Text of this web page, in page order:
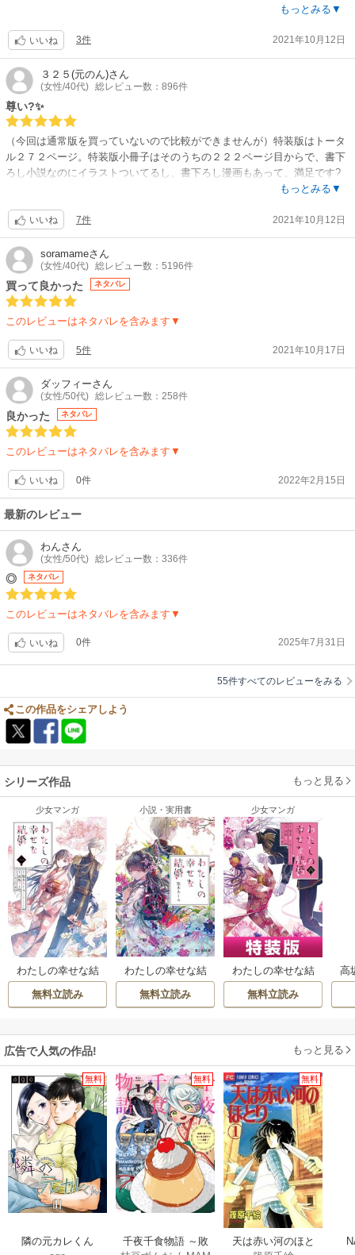
は別の意味で涙が止まらなかったです。３巻はこれまでにあったものとは
がら、さらに伏線を少しずつ散りばめて進みつつもふたりの柔らかい時間
が描かれていました。きっと今が一番平和なのでは？このまま仲良しのふ
たりを見ていたい！とは思うものの、そうはいかないのがこの世界です
ね…！特装版、やはり買って損はないです♬特典とっても楽しませていた
だきました。旦那様が美世さんのことで取り乱す？動揺する？お姿はいつ
みてもかわいいです。４巻も心待ちにして楽しみにまっています(*´ω`*)
もっとみる▼
いいね 3件 2021年10月12日
３２５(元のん)さん
(女性/40代) 総レビュー数：896件
尊い?✨
（今回は通常版を買っていないので比較ができませんが）特装版はトータ
ル２７２ページ。特装版小冊子はそのうちの２２２ページ目からで、書下
ろし小説なのにイラストついてるし、書下ろし漫画もあって、満足です?
購入されることをお勧めいたします(笑)
※「通常版の表紙が載ってない～??」と最初に思いましたが、小冊子の方
にありました。
漫画の内容は言わずもがなです。ひたすら愛しいです。
もっとみる▼
いいね 7件 2021年10月12日
soramameさん
(女性/40代) 総レビュー数：5196件
買って良かった ネタバレ
このレビューはネタバレを含みます▼
いいね 5件 2021年10月17日
ダッフィーさん
(女性/50代) 総レビュー数：258件
良かった ネタバレ
このレビューはネタバレを含みます▼
いいね 0件 2022年2月15日
最新のレビュー
わんさん
(女性/50代) 総レビュー数：336件
◎ ネタバレ
このレビューはネタバレを含みます▼
いいね 0件 2025年7月31日
55件すべてのレビューをみる
この作品をシェアしよう
シリーズ作品 もっと見る
少女マンガ
わたしの幸せな結
婚
無料立読み
小説・実用書
わたしの幸せな結
婚
無料立読み
少女マンガ
わたしの幸せな結
婚 6巻特装版 小冊
子付き
無料立読み
高
広告で人気の作品! もっと見る
無料
隣の元カレくん
無料
千夜千食物語 ～敗
無料
天は赤い河のほと